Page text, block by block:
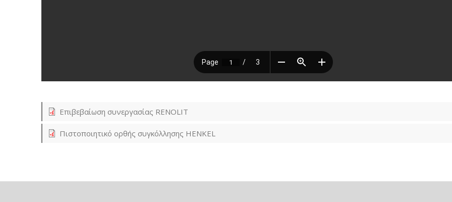
Επιβεβαίωση συνεργασίας RENOLIT
Πιστοποιητικό ορθής συγκόλλησης HENKEL